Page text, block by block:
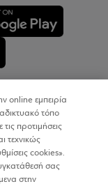
Τόπο
online εμπειρία
τόπο
προτιμήσεις
τεχνικώς
cookies».
σας
στην